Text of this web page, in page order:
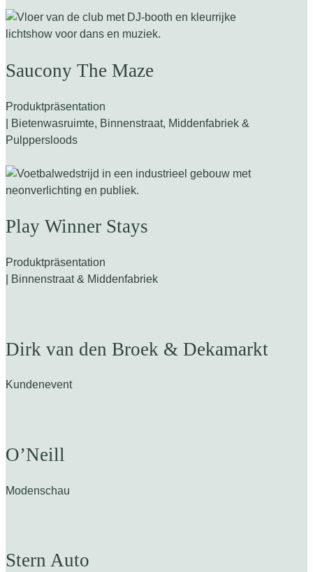
Saucony The Maze
Produktpräsentation
| Bietenwasruimte, Binnenstraat, Middenfabriek &
Pulppersloods
Play Winner Stays
Produktpräsentation
| Binnenstraat & Middenfabriek
Dirk van den Broek & Dekamarkt
Kundenevent
O’Neill
Modenschau
Stern Auto